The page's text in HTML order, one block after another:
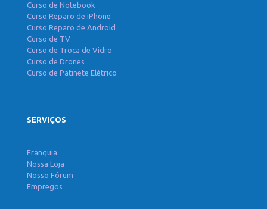
Curso de Notebook
Curso Reparo de iPhone
Curso Reparo de Android
Curso de TV
Curso de Troca de Vidro
Curso de Drones
Curso de Patinete Elétrico
SERVIÇOS
Franquia
Nossa Loja
Nosso Fórum
Empregos